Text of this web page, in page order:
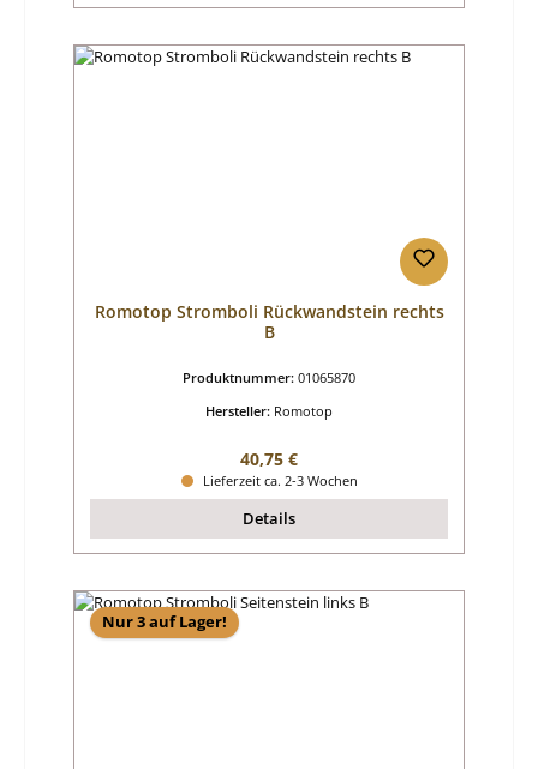
Romotop Stromboli Rückwandstein rechts
B
Produktnummer: 01065870
Hersteller: Romotop
Regulärer Preis:
40,75 €
Lieferzeit ca. 2-3 Wochen
Details
Nur 3 auf Lager!